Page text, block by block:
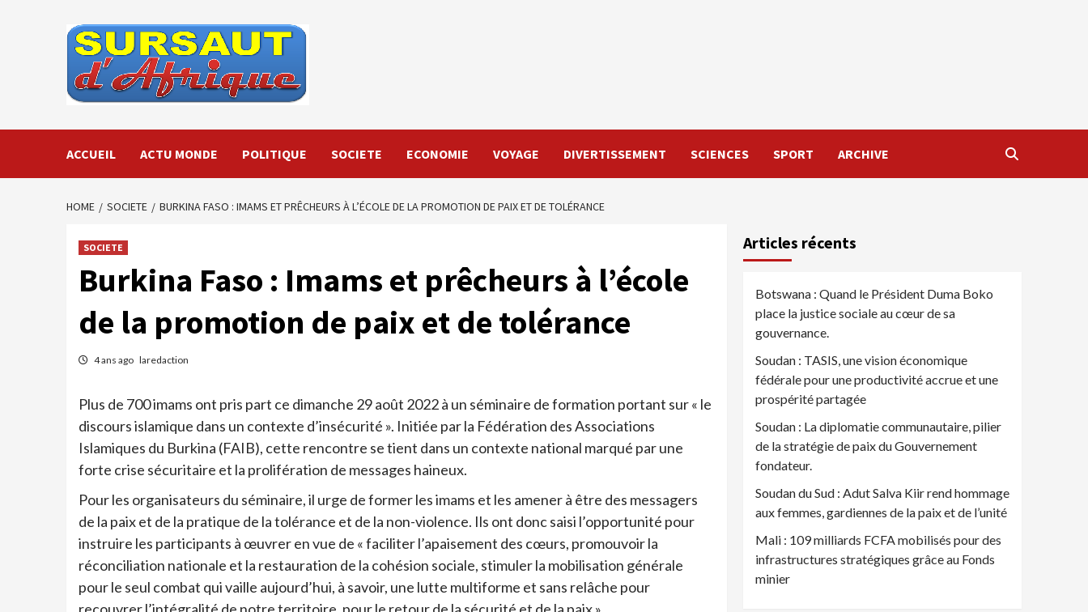
ACCUEIL ACTU MONDE POLITIQUE SOCIETE ECONOMIE VOYAGE DIVERTISSEMENT SCIENCES SPORT ARCHIVE
HOME SOCIETE BURKINA FASO : IMAMS ET PRÊCHEURS À L’ÉCOLE DE LA PROMOTION DE PAIX ET DE TOLÉRANCE
SOCIETE
Burkina Faso : Imams et prêcheurs à l’école
de la promotion de paix et de tolérance
4 ans ago laredaction
Plus de 700 imams ont pris part ce dimanche 29 août 2022 à un séminaire de formation portant sur « le
discours islamique dans un contexte d’insécurité ». Initiée par la Fédération des Associations
Islamiques du Burkina (FAIB), cette rencontre se tient dans un contexte national marqué par une
forte crise sécuritaire et la prolifération de messages haineux.
Pour les organisateurs du séminaire, il urge de former les imams et les amener à être des messagers
de la paix et de la pratique de la tolérance et de la non-violence. Ils ont donc saisi l’opportunité pour
instruire les participants à œuvrer en vue de « faciliter l’apaisement des cœurs, promouvoir la
réconciliation nationale et la restauration de la cohésion sociale, stimuler la mobilisation générale
pour le seul combat qui vaille aujourd’hui, à savoir, une lutte multiforme et sans relâche pour
Articles récents
Botswana : Quand le Président Duma Boko
place la justice sociale au cœur de sa
gouvernance.
Soudan : TASIS, une vision économique
fédérale pour une productivité accrue et une
prospérité partagée
Soudan : La diplomatie communautaire, pilier
de la stratégie de paix du Gouvernement
fondateur.
Soudan du Sud : Adut Salva Kiir rend hommage
aux femmes, gardiennes de la paix et de l’unité
Mali : 109 milliards FCFA mobilisés pour des
infrastructures stratégiques grâce au Fonds
minier